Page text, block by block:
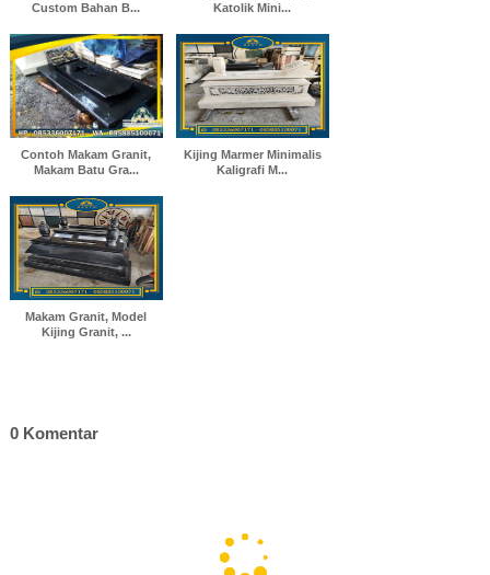
Custom Bahan B...
Katolik Mini...
Contoh Makam Granit,
Makam Batu Gra...
Kijing Marmer Minimalis
Kaligrafi M...
Makam Granit, Model
Kijing Granit, ...
0 Komentar